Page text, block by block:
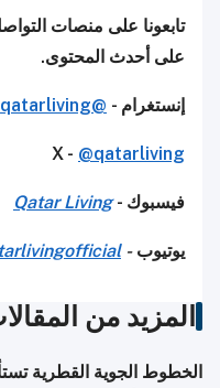
تابعونا على منصات
على أحدث المحتوى.
إنستغرام - @qatarliving
X - @qatarliving
فيسبوك -Qatar Living
يوتيوب-
المزيد من
الخطوط الجوية القطرية